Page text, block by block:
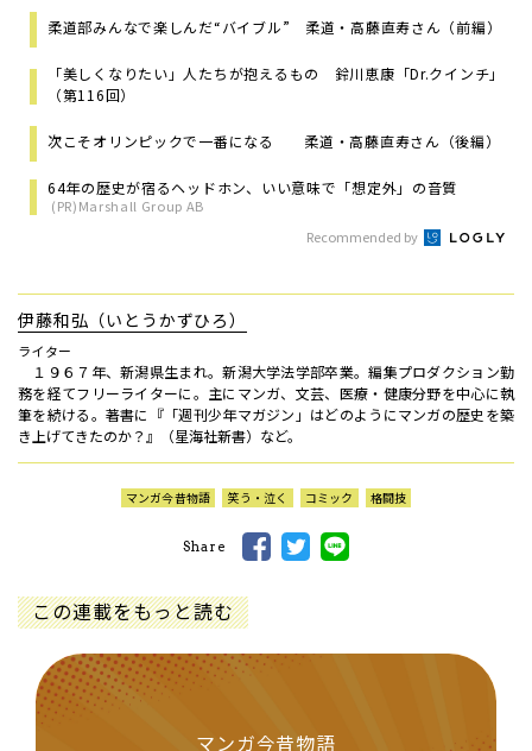
柔道部みんなで楽しんだ“バイブル” 柔道・高藤直寿さん（前編）
「美しくなりたい」人たちが抱えるもの 鈴川恵康「Dr.クインチ」
（第116回）
次こそオリンピックで一番になる 柔道・高藤直寿さん（後編）
64年の歴史が宿るヘッドホン、いい意味で「想定外」の音質
(PR)Marshall Group AB
Recommended by
伊藤和弘（いとうかずひろ）
ライター
１９６７年、新潟県生まれ。新潟大学法学部卒業。編集プロダクション勤
務を経てフリーライターに。主にマンガ、文芸、医療・健康分野を中心に執
筆を続ける。著書に『「週刊少年マガジン」はどのようにマンガの歴史を築
き上げてきたのか？』（星海社新書）など。
マンガ今昔物語 笑う・泣く コミック 格闘技
Share
この連載をもっと読む
マンガ今昔物語